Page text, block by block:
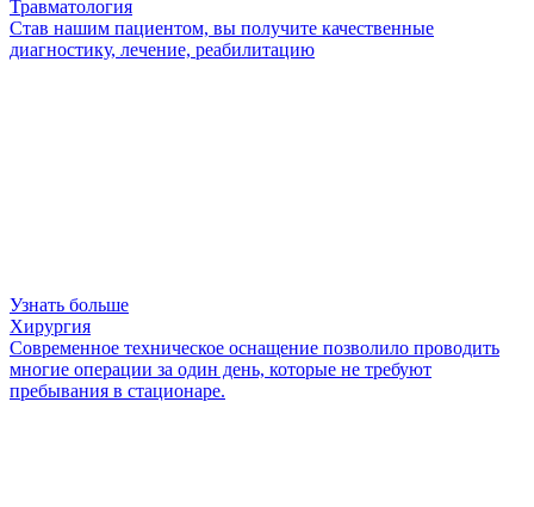
Травматология
Став нашим пациентом, вы получите качественные
диагностику, лечение, реабилитацию
Узнать больше
Хирургия
Современное техническое оснащение позволило проводить
многие операции за один день, которые не требуют
пребывания в стационаре.